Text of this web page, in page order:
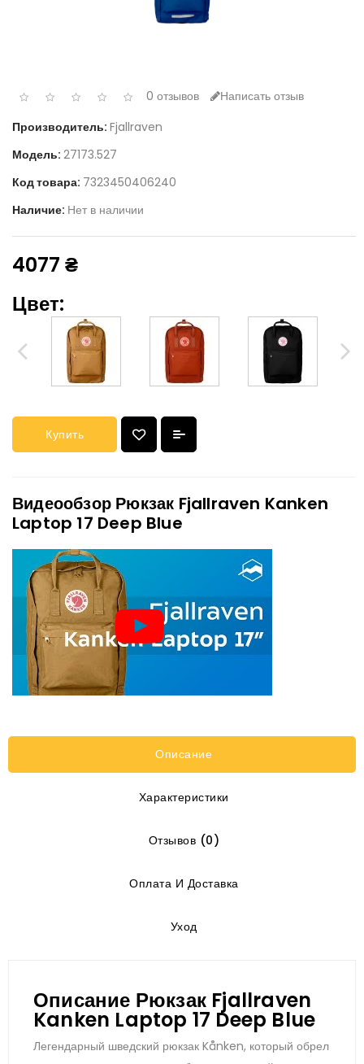
0 отзывов
Написать отзыв
Производитель: Fjallraven
Модель: 27173.527
Код товара: 7323450406240
Наличие: Нет в наличии
4077 ₴
Цвет:
Купить
Видеообзор Рюкзак Fjallraven Kanken
Laptop 17 Deep Blue
Описание
Характеристики
Отзывов (0)
Оплата И Доставка
Уход
Описание Рюкзак Fjallraven
Kanken Laptop 17 Deep Blue
Легендарный шведский рюкзак Kånken, который обрел